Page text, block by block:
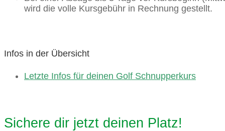
wird die volle Kursgebühr in Rechnung gestellt.
Infos in der Übersicht
Letzte Infos für deinen Golf Schnupperkurs
Sichere dir jetzt deinen Platz!